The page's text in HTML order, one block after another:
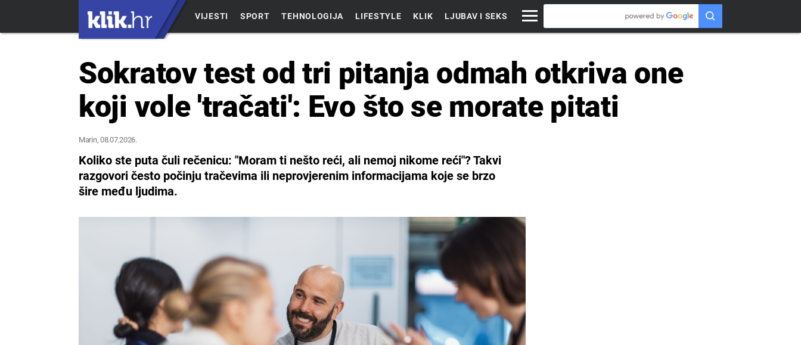
VIJESTI SPORT TEHNOLOGIJA LIFESTYLE KLIK LJUBAV I SEKS
Sokratov test od tri pitanja odmah otkriva one
koji vole 'tračati': Evo što se morate pitati
Marin, 08.07.2026.
Koliko ste puta čuli rečenicu: "Moram ti nešto reći, ali nemoj nikome reći"? Takvi
razgovori često počinju tračevima ili neprovjerenim informacijama koje se brzo
šire među ljudima.